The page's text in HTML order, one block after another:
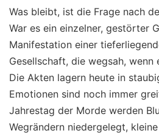
Was bleibt, ist die Frage nach
War es ein einzelner, gestörter
Manifestation einer
Gesellschaft, die wegsah, wenn
Die Akten lagern heute in
Emotionen sind noch immer
Jahrestag der Morde werden
Wegrändern niedergelegt,